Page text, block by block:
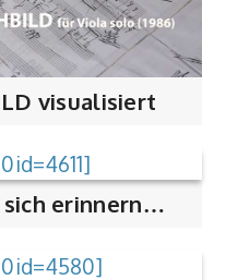
visualisiert
sich erinnern…